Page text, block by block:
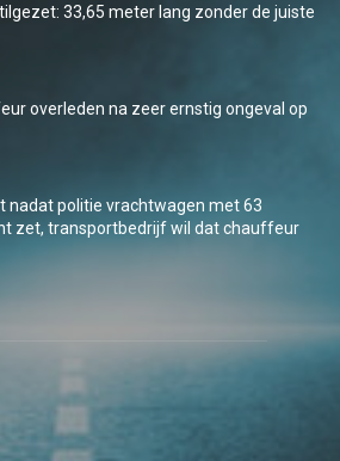
33,65 meter lang zonder de juiste
overleden na zeer ernstig ongeval op
nadat politie vrachtwagen met 63
zet, transportbedrijf wil dat chauffeur